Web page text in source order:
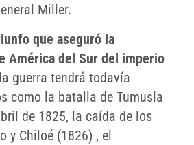
Miller.
que aseguró la
América del Sur del imperio
guerra tendrá todavía
como la batalla de Tumusla
de 1825, la caída de los
y Chiloé (1826) , el